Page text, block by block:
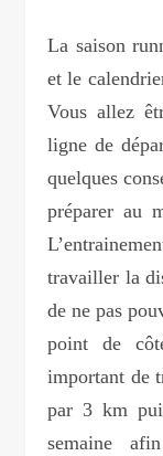
La saison running 2015-2016 commence à peine
et le
Vous allez
ligne de
quelques
préparer au
travailler la
de ne pas
point de
important de
par 3 km
semaine